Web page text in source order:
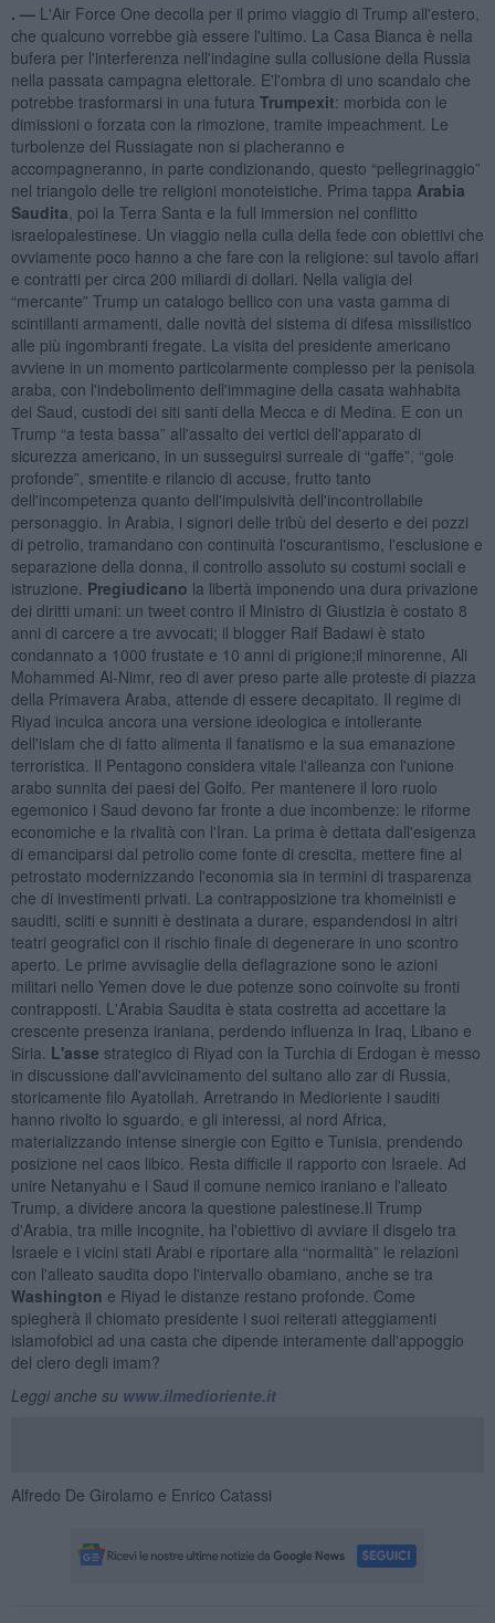
. — L'Air Force One decolla per il primo viaggio di Trump all'estero,
che qualcuno vorrebbe già essere l'ultimo. La Casa Bianca è nella
bufera per l'interferenza nell'indagine sulla collusione della Russia
nella passata campagna elettorale. E'l'ombra di uno scandalo che
potrebbe trasformarsi in una futura Trumpexit: morbida con le
dimissioni o forzata con la rimozione, tramite impeachment. Le
turbolenze del Russiagate non si placheranno e
accompagneranno, in parte condizionando, questo “pellegrinaggio”
nel triangolo delle tre religioni monoteistiche. Prima tappa Arabia
Saudita , poi la Terra Santa e la full immersion nel conflitto
israelopalestinese. Un viaggio nella culla della fede con obiettivi che
ovviamente poco hanno a che fare con la religione: sul tavolo affari
e contratti per circa 200 miliardi di dollari. Nella valigia del
“mercante” Trump un catalogo bellico con una vasta gamma di
scintillanti armamenti, dalle novità del sistema di difesa missilistico
alle più ingombranti fregate. La visita del presidente americano
avviene in un momento particolarmente complesso per la penisola
araba, con l'indebolimento dell'immagine della casata wahhabita
dei Saud, custodi dei siti santi della Mecca e di Medina. E con un
Trump “a testa bassa” all'assalto dei vertici dell'apparato di
sicurezza americano, in un susseguirsi surreale di “gaffe”, “gole
profonde”, smentite e rilancio di accuse, frutto tanto
dell'incompetenza quanto dell'impulsività dell'incontrollabile
personaggio. In Arabia, i signori delle tribù del deserto e dei pozzi
di petrolio, tramandano con continuità l'oscurantismo, l'esclusione e
separazione della donna, il controllo assoluto su costumi sociali e
istruzione. Pregiudicano la libertà imponendo una dura privazione
dei diritti umani: un tweet contro il Ministro di Giustizia è costato 8
anni di carcere a tre avvocati; il blogger Raif Badawi è stato
condannato a 1000 frustate e 10 anni di prigione;il minorenne, Ali
Mohammed Al-Nimr, reo di aver preso parte alle proteste di piazza
della Primavera Araba, attende di essere decapitato. Il regime di
Riyad inculca ancora una versione ideologica e intollerante
dell'islam che di fatto alimenta il fanatismo e la sua emanazione
terroristica. Il Pentagono considera vitale l'alleanza con l'unione
arabo sunnita dei paesi del Golfo. Per mantenere il loro ruolo
egemonico i Saud devono far fronte a due incombenze: le riforme
economiche e la rivalità con l'Iran. La prima è dettata dall'esigenza
di emanciparsi dal petrolio come fonte di crescita, mettere fine al
petrostato modernizzando l'economia sia in termini di trasparenza
che di investimenti privati. La contrapposizione tra khomeinisti e
sauditi, sciiti e sunniti è destinata a durare, espandendosi in altri
teatri geografici con il rischio finale di degenerare in uno scontro
aperto. Le prime avvisaglie della deflagrazione sono le azioni
militari nello Yemen dove le due potenze sono coinvolte su fronti
contrapposti. L'Arabia Saudita è stata costretta ad accettare la
crescente presenza iraniana, perdendo influenza in Iraq, Libano e
Siria. L'asse strategico di Riyad con la Turchia di Erdogan è messo
in discussione dall'avvicinamento del sultano allo zar di Russia,
storicamente filo Ayatollah. Arretrando in Medioriente i sauditi
hanno rivolto lo sguardo, e gli interessi, al nord Africa,
materializzando intense sinergie con Egitto e Tunisia, prendendo
posizione nel caos libico. Resta difficile il rapporto con Israele. Ad
unire Netanyahu e i Saud il comune nemico iraniano e l'alleato
Trump, a dividere ancora la questione palestinese.Il Trump
d'Arabia, tra mille incognite, ha l'obiettivo di avviare il disgelo tra
Israele e i vicini stati Arabi e riportare alla “normalità” le relazioni
con l'alleato saudita dopo l'intervallo obamiano, anche se tra
Washington e Riyad le distanze restano profonde. Come
spiegherà il chiomato presidente i suoi reiterati atteggiamenti
islamofobici ad una casta che dipende interamente dall'appoggio
del clero degli imam?
Leggi anche su www.ilmedioriente.it
Alfredo De Girolamo e Enrico Catassi